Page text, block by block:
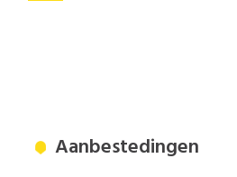
Aanbestedingen